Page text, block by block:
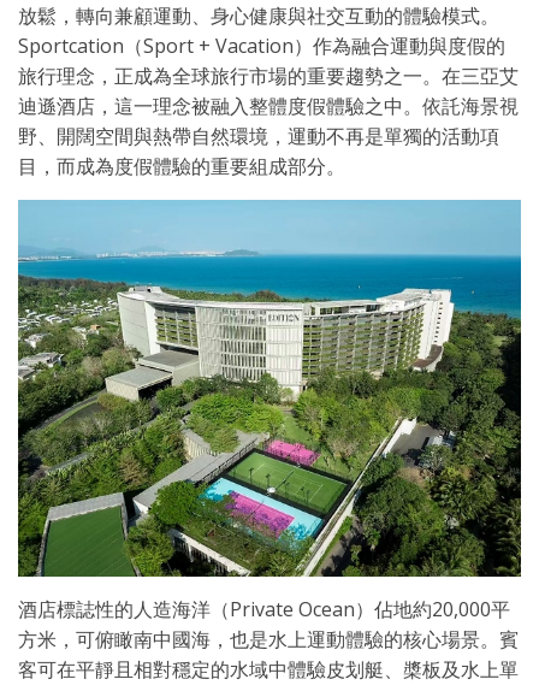
放鬆，轉向兼顧運動、身心健康與社交互動的體驗模式。
Sportcation（Sport + Vacation）作為融合運動與度假的
旅行理念，正成為全球旅行市場的重要趨勢之一。在三亞艾
迪遜酒店，這一理念被融入整體度假體驗之中。依託海景視
野、開闊空間與熱帶自然環境，運動不再是單獨的活動項
目，而成為度假體驗的重要組成部分。
酒店標誌性的人造海洋（Private Ocean）佔地約20,000平
方米，可俯瞰南中國海，也是水上運動體驗的核心場景。賓
客可在平靜且相對穩定的水域中體驗皮划艇、槳板及水上單